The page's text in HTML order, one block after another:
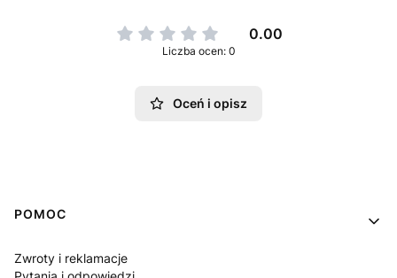
0.00
Liczba ocen: 0
Oceń i opisz
Linki w stopce
POMOC
Zwroty i reklamacje